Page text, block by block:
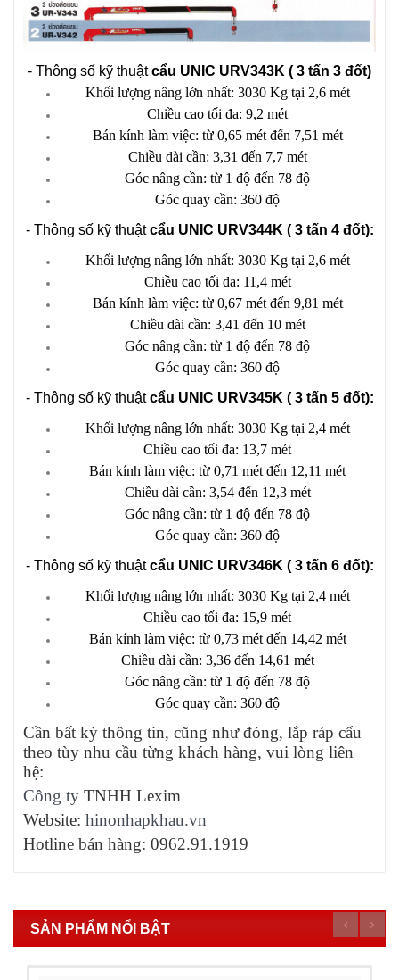
- Thông số kỹ thuậtcẩu UNIC URV343K ( 3 tấn 3 đốt)
Khối lượng nâng lớn nhất: 3030 Kg tại 2,6 mét
Chiều cao tối đa: 9,2 mét
Bán kính làm việc: từ 0,65 mét đến 7,51 mét
Chiều dài cần: 3,31 đến 7,7 mét
Góc nâng cần: từ 1 độ đến 78 độ
Góc quay cần: 360 độ
- Thông số kỹ thuậtcẩu UNIC URV344K ( 3 tấn 4 đốt):
Khối lượng nâng lớn nhất: 3030 Kg tại 2,6 mét
Chiều cao tối đa: 11,4 mét
Bán kính làm việc: từ 0,67 mét đến 9,81 mét
Chiều dài cần: 3,41 đến 10 mét
Góc nâng cần: từ 1 độ đến 78 độ
Góc quay cần: 360 độ
- Thông số kỹ thuậtcẩu UNIC URV345K ( 3 tấn 5 đốt):
Khối lượng nâng lớn nhất: 3030 Kg tại 2,4 mét
Chiều cao tối đa: 13,7 mét
Bán kính làm việc: từ 0,71 mét đến 12,11 mét
Chiều dài cần: 3,54 đến 12,3 mét
Góc nâng cần: từ 1 độ đến 78 độ
Góc quay cần: 360 độ
- Thông số kỹ thuậtcẩu UNIC URV346K ( 3 tấn 6 đốt):
Khối lượng nâng lớn nhất: 3030 Kg tại 2,4 mét
Chiều cao tối đa: 15,9 mét
Bán kính làm việc: từ 0,73 mét đến 14,42 mét
Chiều dài cần: 3,36 đến 14,61 mét
Góc nâng cần: từ 1 độ đến 78 độ
Góc quay cần: 360 độ
Cần bất kỳ thông tin, cũng như đóng, lắp ráp cẩu
theo tùy nhu cầu từng khách hàng, vui lòng liên
hệ:
Công ty TNHH Lexim
Website: hinonhapkhau.vn
Hotline bán hàng: 0962.91.1919
SẢN PHẨM NỔI BẬT